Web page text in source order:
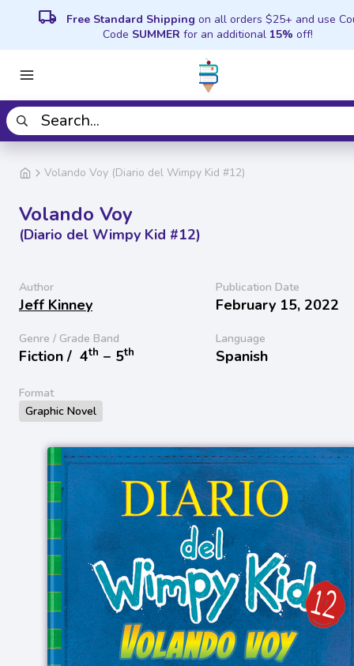
local_shipping Free Standard Shipping on all orders $25+ and use
Code SUMMER for an additional 15% off!
Volando Voy (Diario del Wimpy Kid #12)
Volando Voy
(Diario del Wimpy Kid #12)
Author
Jeff Kinney
Publication Date
February 15, 2022
Genre / Grade Band
Fiction / 4th − 5th
Language
Spanish
Format
Graphic Novel